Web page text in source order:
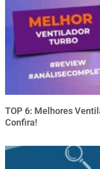
TOP 6: Melhores
Confira!